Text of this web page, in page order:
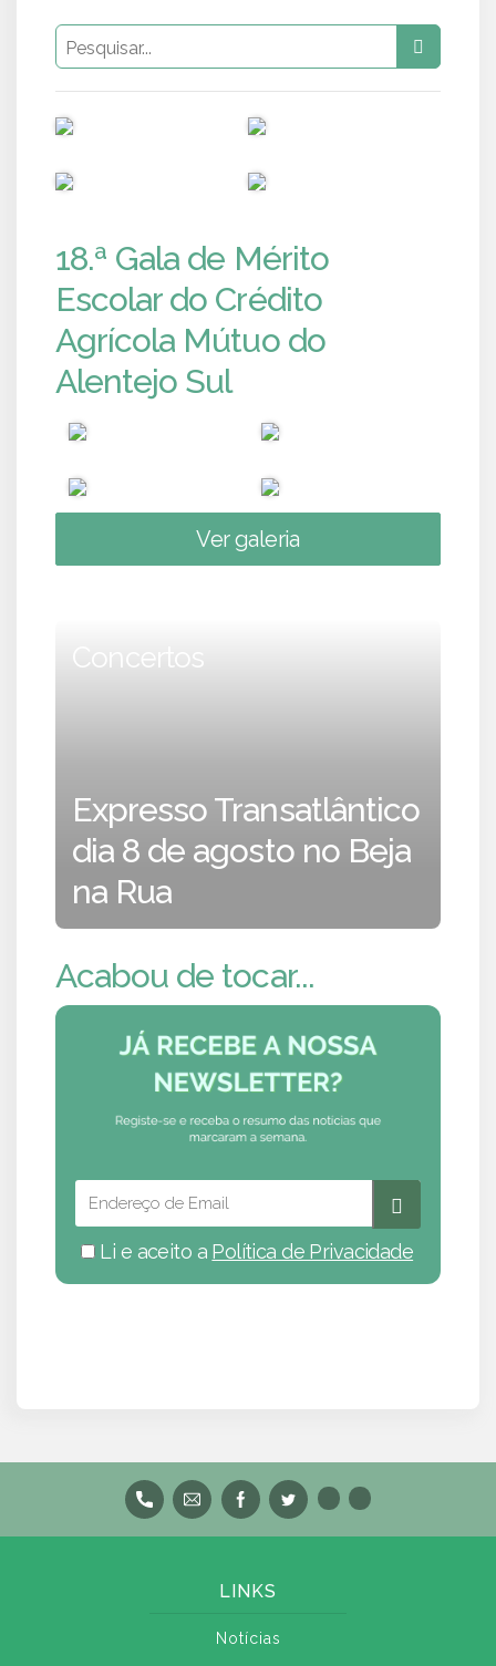
18.ª Gala de Mérito
Escolar do Crédito
Agrícola Mútuo do
Alentejo Sul
Ver galeria
Concertos
Expresso Transatlântico
dia 8 de agosto no Beja
na Rua
Acabou de tocar...
Li e aceito a Política de Privacidade
LINKS
Notícias